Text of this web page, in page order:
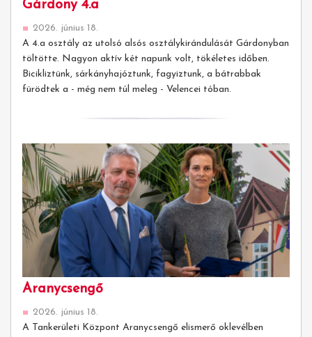
Gárdony 4.a
2026. június 18.
A 4.a osztály az utolsó alsós osztálykirándulását Gárdonyban
töltötte. Nagyon aktív két napunk volt, tökéletes időben.
Bicikliztünk, sárkányhajóztunk, fagyiztunk, a bátrabbak
fürödtek a - még nem túl meleg - Velencei tóban.
Aranycsengő
2026. június 18.
A Tankerületi Központ Aranycsengő elismerő oklevélben